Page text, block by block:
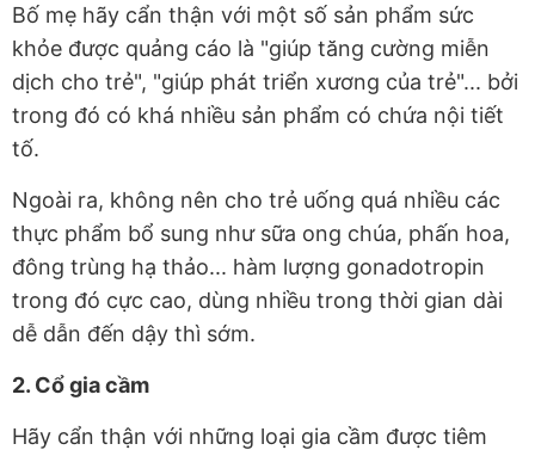
Bố mẹ hãy cẩn thận với một số sản phẩm sức
khỏe được quảng cáo là "giúp tăng cường miễn
dịch cho trẻ", "giúp phát triển xương của trẻ"... bởi
trong đó có khá nhiều sản phẩm có chứa nội tiết
tố.
Ngoài ra, không nên cho trẻ uống quá nhiều các
thực phẩm bổ sung như sữa ong chúa, phấn hoa,
đông trùng hạ thảo... hàm lượng gonadotropin
trong đó cực cao, dùng nhiều trong thời gian dài
dễ dẫn đến dậy thì sớm.
2. Cổ gia cầm
Hãy cẩn thận với những loại gia cầm được tiêm